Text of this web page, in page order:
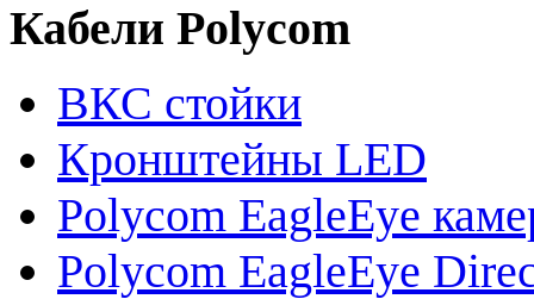
Кабели Polycom
ВКС стойки
Кронштейны LED
Polycom EagleEye
Polycom EagleEye